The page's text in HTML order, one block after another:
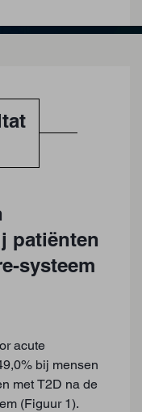
patiënten
systeem
acute
bij mensen
met T2D na de
(Figuur 1).